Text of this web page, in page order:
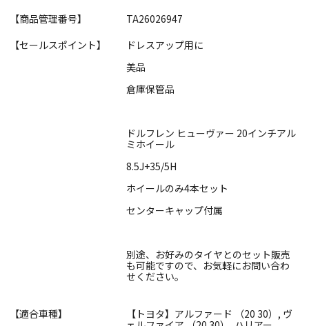
【商品管理番号】
TA26026947
【セールスポイント】
ドレスアップ用に
美品
倉庫保管品
ドルフレン ヒューヴァー 20インチアル
ミホイール
8.5J+35/5H
ホイールのみ4本セット
センターキャップ付属
別途、お好みのタイヤとのセット販売
も可能ですので、お気軽にお問い合わ
せください。
【適合車種】
【トヨタ】アルファード （20 30）, ヴ